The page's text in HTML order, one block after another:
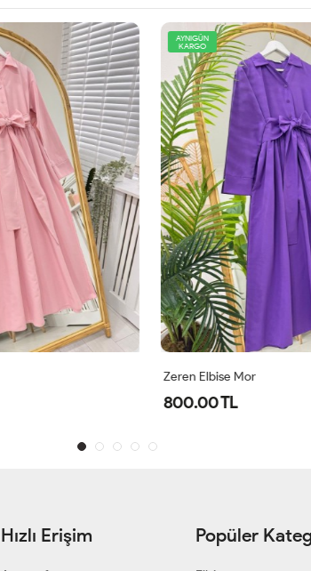
Zeren Elbise Mor
800.00 TL
Hızlı Erişim Popüler